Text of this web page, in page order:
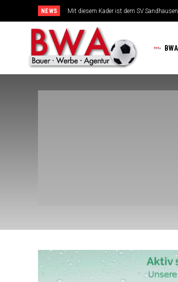
NEWS Mit diesem Kader ist dem SV Sandhausen
TSG-Erfolgsarchitekten sehen sich für